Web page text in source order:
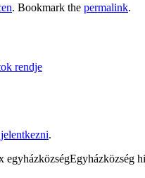
. Bookmark the permalink.
rendje
.
egyházközségEgyházközség